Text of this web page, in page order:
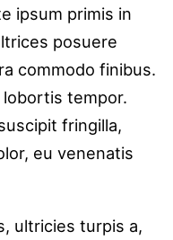
ipsum primis in
posuere
commodo finibus.
tempor.
fringilla,
eu venenatis
ultricies turpis a,